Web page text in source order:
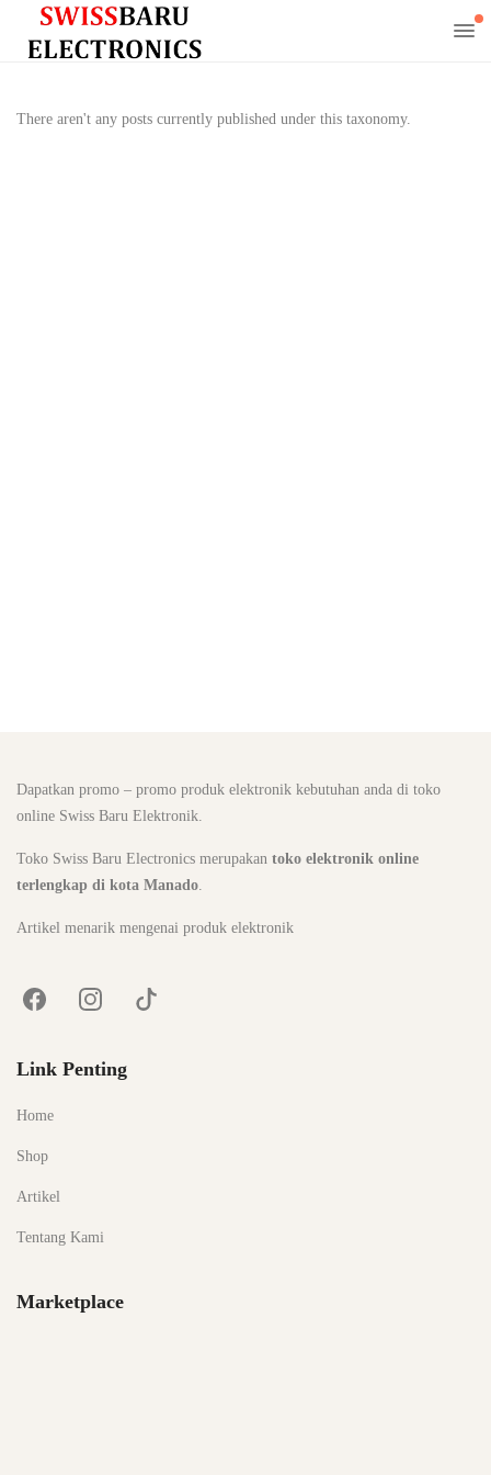
There aren't any posts currently published under this taxonomy.
Dapatkan promo – promo produk elektronik kebutuhan anda di toko
online Swiss Baru Elektronik.
Toko Swiss Baru Electronics merupakan toko elektronik online
terlengkap di kota Manado.
Artikel menarik mengenai produk elektronik
Link Penting
Home
Shop
Artikel
Tentang Kami
Marketplace